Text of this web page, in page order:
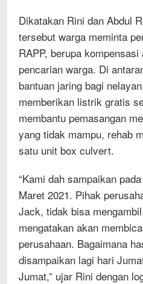
Dikatakan Rini dan Abdul
tersebut warga meminta
RAPP, berupa
pencarian warga. Di
bantuan jaring bagi
memberikan listrik gratis
membantu pemasangan
yang tidak mampu, rehab
satu unit box culvert.
“Kami dah sampaikan
Maret 2021. Pihak
Jack, tidak bisa
mengatakan akan
perusahaan. Bagaimana
disampaikan lagi hari
Jumat,” ujar Rini dengan